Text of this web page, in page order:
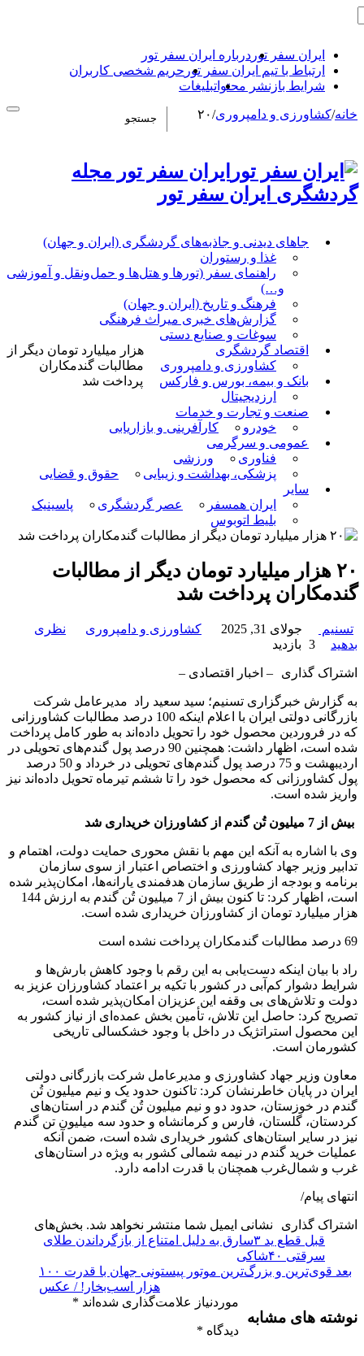
ایران سفر تور درباره ایران سفر تور
ارتباط با تیم ایران سفر تور حریم شخصی کاربران
شرایط بازنشر محتوا تبلیغات
ایران سفر تور مجله
گردشگری ایران سفر تور
جاهای دیدنی و جاذبه‌های گردشگری (ایران و جهان)
غذا و رستوران
راهنمای سفر (تورها و هتل‌ها و حمل‌و‌نقل و آموزشی
و…)
فرهنگ و تاریخ (ایران و جهان)
گزارش‌های خبری میراث فرهنگی
سوغات و صنایع دستی
اقتصاد گردشگری
کشاورزی و دامپروری
بانک و بیمه، بورس و فارکس
ارزدیجیتال
صنعت و تجارت و خدمات
خودرو
کارآفرینی و بازاریابی
عمومی و سرگرمی
فناوری
ورزشی
پزشکی، بهداشت و زیبایی
حقوق و قضایی
سایر
ایران همسفر
عصر گردشگری
پاسینیک
بلیط اتوبوس
خانه/کشاورزی و دامپروری/۲۰
هزار میلیارد تومان دیگر از
مطالبات گندمکاران
پرداخت شد
۲۰ هزار میلیارد تومان دیگر از مطالبات
گندمکاران پرداخت شد
تسنیم جولای 31, 2025 کشاورزی و دامپروری
نظری
بدهید
3 بازدید
اشتراک گذاری – اخبار اقتصادی –
به گزارش خبرگزاری تسنیم؛ سید سعید راد مدیرعامل شرکت
بازرگانی دولتی ایران با اعلام اینکه 100 درصد مطالبات کشاورزانی
که در فروردین محصول خود را تحویل داده‌اند به طور کامل پرداخت
شده است، اظهار داشت: همچنین 90 درصد پول گندم‌های تحویلی در
اردیبهشت و 75 درصد پول گندم‌های تحویلی در خرداد و 50 درصد
پول کشاورزانی که محصول خود را تا ششم تیرماه تحویل داده‌اند نیز
واریز شده است.
بیش از 7 میلیون تُن گندم از کشاورزان خریداری شد
وی با اشاره به آنکه این مهم با نقش محوری حمایت دولت، اهتمام و
تدابیر وزیر جهاد کشاورزی و اختصاص اعتبار از سوی سازمان
برنامه و بودجه از طریق سازمان هدفمندی یارانه‌ها، امکان‌پذیر شده
است، اظهار کرد: تا کنون بیش از 7 میلیون تُن گندم به ارزش 144
هزار میلیارد تومان از کشاورزان خریداری شده است.
69 درصد مطالبات گندمکاران پرداخت نشده است
راد با بیان اینکه دست‌یابی به این رقم با وجود کاهش بارش‌ها و
شرایط دشوار کم‌آبی در کشور با تکیه بر اعتماد کشاورزان عزیز به
دولت و تلاش‌های بی وقفه این عزیزان امکان‌پذیر شده است،
تصریح کرد: حاصل این تلاش، تأمین بخش عمده‌ای از نیاز کشور به
این محصول استراتژیک در داخل با وجود خشکسالی تاریخی
کشورمان است.
معاون وزیر جهاد کشاورزی و مدیرعامل شرکت بازرگانی دولتی
ایران در پایان خاطرنشان کرد: تاکنون حدود یک و نیم میلیون تُن
گندم در خوزستان، حدود دو و نیم میلیون تُن گندم در استان‌های
کردستان، گلستان، فارس و کرمانشاه و حدود سه میلیون تن گندم
نیز در سایر استان‌های کشور خریداری شده است، ضمن آنکه
عملیات خرید گندم در نیمه شمالی کشور به ویژه در استان‌های
غرب و شمال‌غرب همچنان با قدرت ادامه دارد.
انتهای پیام/
اشتراک گذاری
قبل
قطع ید ۳سارق به دلیل امتناع از بازگرداندن طلای
سرقتی ۴۰شاکی
بعد
قوی‌ترین و بزرگ‌ترین موتور پیستونی جهان با قدرت ۱۰۰
هزار اسب‌بخار! / عکس
نوشته های مشابه
نشانی ایمیل شما منتشر نخواهد شد. بخش‌های
موردنیاز علامت‌گذاری شده‌اند *
دیدگاه *